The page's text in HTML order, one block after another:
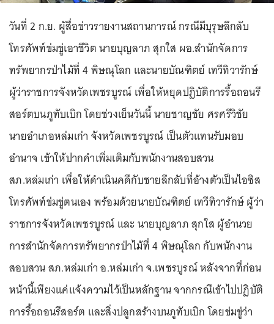
วันที่ 2 ก.ย. ผู้สื่อข่าวรายงานสถานการณ์ กรณีมีบุรุษลึกลับ
โทรศัพท์ข่มขู่เอาชีวิต นายบุญลาภ สุกใส ผอ.สำนักจัดการ
ทรัพยากรป่าไม้ที่ 4 พิษณุโลก และนายบัณฑิตย์ เทวีทิวารักษ์
ผู้ว่าราชการจังหวัดเพชรบูรณ์ เพื่อให้หยุดปฏิบัติการรื้อถอนรี
สอร์ตบนภูทับเบิก โดยช่วงเย็นวันนี้ นายชาญชัย ศรศรีวิชัย
นายอำเภอหล่มเก่า จังหวัดเพชรบูรณ์ เป็นตัวแทนรับมอบ
อำนาจ เข้าให้ปากคำเพิ่มเติมกับพนักงานสอบสวน
สภ.หล่มเก่า เพื่อให้ดำเนินคดีกับชายลึกลับที่อ้างตัวเป็นไอซิส
โทรศัพท์ข่มขู่ตนเอง พร้อมด้วยนายบัณฑิตย์ เทวีทิวารักษ์ ผู้ว่า
ราชการจังหวัดเพชรบูรณ์ และ นายบุญลาภ สุกใส ผู้อำนวย
การสำนักจัดการทรัพยากรป่าไม้ที่ 4 พิษณุโลก กับพนักงาน
สอบสวน สภ.หล่มเก่า อ.หล่มเก่า จ.เพชรบูรณ์ หลังจากที่ก่อน
หน้านี้เพียงแค่แจ้งความไว้เป็นหลักฐาน จากกรณีเข้าไปปฏิบัติ
การรื้อถอนรีสอร์ต และสิ่งปลูกสร้างบนภูทับเบิก โดยข่มขู่ว่า